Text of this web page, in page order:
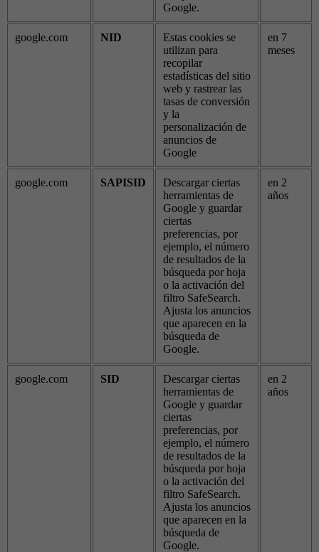
Google.
google.com NID
Estas cookies se
utilizan para
recopilar
estadísticas del sitio
web y rastrear las
tasas de conversión
y la
personalización de
anuncios de
Google
en 7
meses
google.com SAPISID
Descargar ciertas
herramientas de
Google y guardar
ciertas
preferencias, por
ejemplo, el número
de resultados de la
búsqueda por hoja
o la activación del
filtro SafeSearch.
Ajusta los anuncios
que aparecen en la
búsqueda de
Google.
en 2
años
google.com SID
Descargar ciertas
herramientas de
Google y guardar
ciertas
preferencias, por
ejemplo, el número
de resultados de la
búsqueda por hoja
o la activación del
filtro SafeSearch.
Ajusta los anuncios
que aparecen en la
búsqueda de
Google.
en 2
años